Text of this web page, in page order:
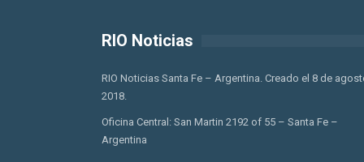
RIO Noticias
RIO Noticias Santa Fe – Argentina. Creado el 8 de
2018.
Oficina Central: San Martin 2192 of 55 – Santa Fe –
Argentina